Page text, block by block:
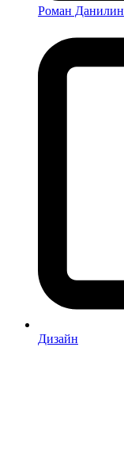
Роман Данилин
Дизайн